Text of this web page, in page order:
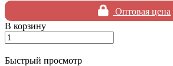
Оптовая цена
В корзину
Быстрый просмотр